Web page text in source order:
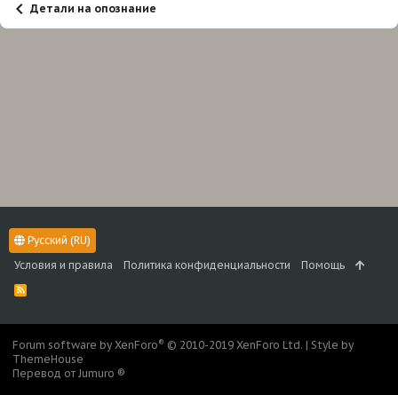
Детали на опознание
Русский (RU)
Условия и правила
Политика конфиденциальности Помощь
R
S
Forum software by XenForo® © 2010-2019 XenForo Ltd. | Style by
ThemeHouse
Перевод от Jumuro ®